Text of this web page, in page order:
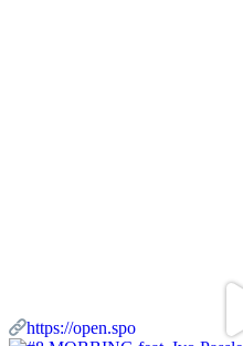
https://open.spo